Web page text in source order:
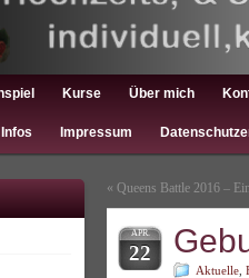
Kurse Über mich
Impressum
« Queens Battle 2016 –
APR.
22
Aktuelle